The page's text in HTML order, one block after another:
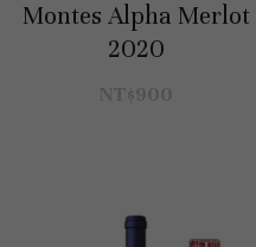
Montes Alpha Merlot
2020
美國｜頂級膜拜酒